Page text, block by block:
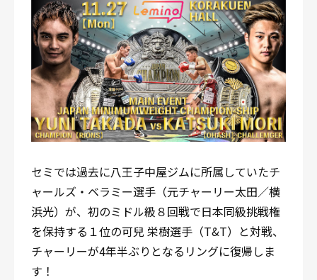
セミでは過去に八王子中屋ジムに所属していたチ
ャールズ・ベラミー選手（元チャーリー太田／横
浜光）が、初のミドル級８回戦で日本同級挑戦権
を保持する１位の可兒 栄樹選手（T&T）と対戦、
チャーリーが4年半ぶりとなるリングに復帰しま
す！